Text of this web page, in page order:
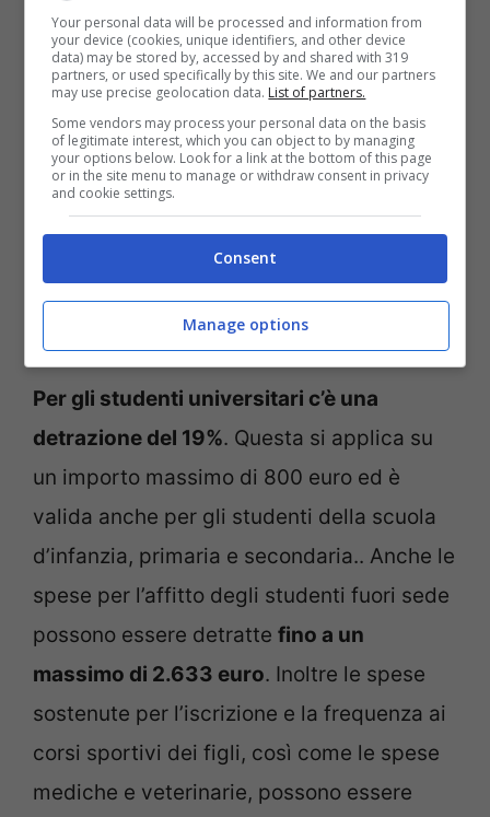
euro e una detrazione del 19% sulle spese
sostenute per la frequenza dell’asilo nido,
fino a unmassimo di 632 euro. La
seconda sono le detrazioni per le spese
scolasticheche includono tasse di
iscrizione e frequenza, mensa scolastica,
contributi volontari, pre e post scuola, gite
scolastiche e assistenza al pasto, con un
massimo di 152 europer ogni studente.
Per gli studenti universitari c’è una
detrazione del 19%. Questa si applica su
un importo massimo di 800 euro ed è
valida anche per gli studenti della scuola
d’infanzia, primaria e secondaria.. Anche le
spese per l’affitto degli studenti fuori sede
possono essere detratte fino a un
massimo di 2.633 euro. Inoltre le spese
sostenute per l’iscrizione e la frequenza ai
corsi sportivi dei figli, così come le spese
mediche e veterinarie, possono essere
Your personal data will be processed and information from
your device (cookies, unique identifiers, and other device
data) may be stored by, accessed by and shared with 319
partners, or used specifically by this site. We and our partners
may use precise geolocation data. List of partners.
Some vendors may process your personal data on the basis
of legitimate interest, which you can object to by managing
your options below. Look for a link at the bottom of this page
or in the site menu to manage or withdraw consent in privacy
and cookie settings.
Consent
Manage options